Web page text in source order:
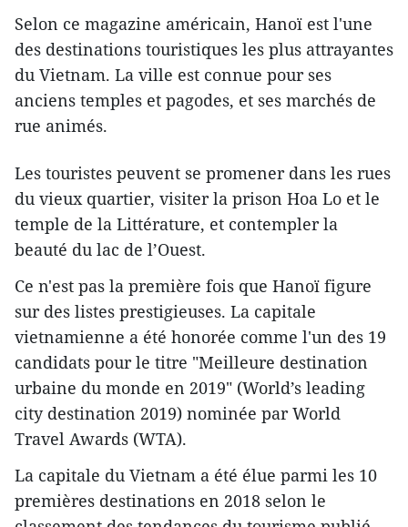
Selon ce magazine américain, Hanoï est l'une
des destinations touristiques les plus attrayantes
du Vietnam. La ville est connue pour ses
anciens temples et pagodes, et ses marchés de
rue animés.
Les touristes peuvent se promener dans les rues
du vieux quartier, visiter la prison Hoa Lo et le
temple de la Littérature, et contempler la
beauté du lac de l’Ouest.
Ce n'est pas la première fois que Hanoï figure
sur des listes prestigieuses. La capitale
vietnamienne a été honorée comme l'un des 19
candidats pour le titre "Meilleure destination
urbaine du monde en 2019" (World’s leading
city destination 2019) nominée par World
Travel Awards (WTA).
La capitale du Vietnam a été élue parmi les 10
premières destinations en 2018 selon le